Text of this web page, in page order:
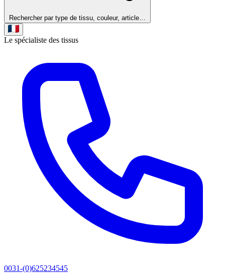
Rechercher par type de tissu, couleur, article…
Le spécialiste des tissus
0031-(0)625234545